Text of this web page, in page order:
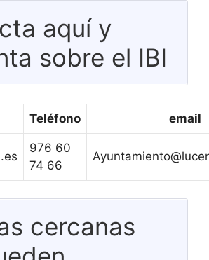
aquí y
sobre el IBI
Teléfono email
976 60
74 66
cercanas